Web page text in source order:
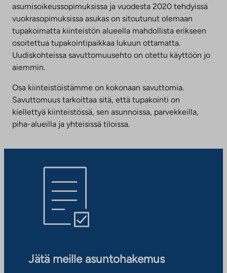
asumisoikeussopimuksissa ja vuodesta 2020 tehdyissä
vuokrasopimuksissa asukas on sitoutunut olemaan
tupakoimatta kiinteistön alueella mahdollista erikseen
osoitettua tupakointipaikkaa lukuun ottamatta.
Uudiskohteissa savuttomuusehto on otettu käyttöön jo
aiemmin.
Osa kiinteistöistämme on kokonaan savuttomia.
Savuttomuus tarkoittaa sitä, että tupakointi on
kiellettyä kiinteistössä, sen asunnoissa, parvekkeilla,
piha-alueilla ja yhteisissä tiloissa.
Jätä meille asuntohakemus